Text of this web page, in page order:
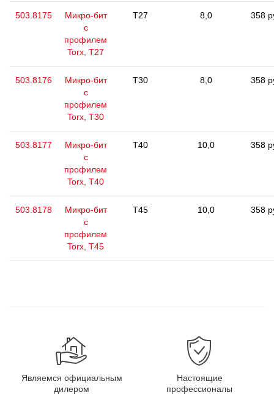
503.8175
Микро-бит
с
профилем
Torx, Т27
T27 8,0 358
503.8176
Микро-бит
с
профилем
Torx, Т30
T30 8,0 358
503.8177
Микро-бит
с
профилем
Torx, Т40
T40 10,0 358
503.8178
Микро-бит
с
профилем
Torx, Т45
T45 10,0 358
Являемся официальным
дилером
Настоящие
профессионалы